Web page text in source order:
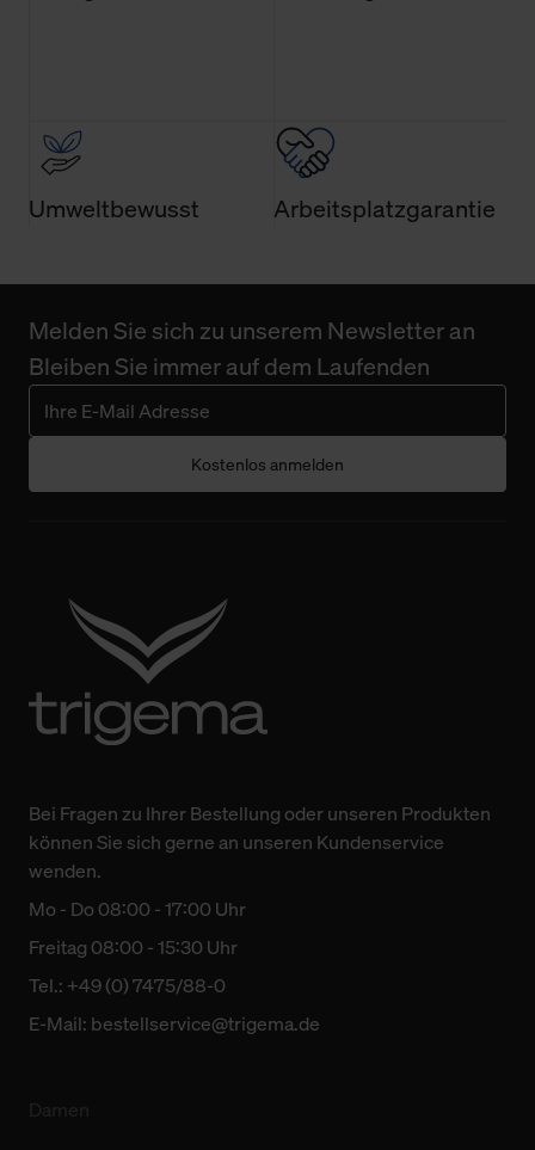
Umweltbewusst Arbeitsplatzgarantie
Melden Sie sich zu unserem Newsletter an
Bleiben Sie immer auf dem Laufenden
Kostenlos anmelden
Bei Fragen zu Ihrer Bestellung oder unseren Produkten
können Sie sich gerne an unseren Kundenservice
wenden.
Mo - Do 08:00 - 17:00 Uhr
Freitag 08:00 - 15:30 Uhr
Tel.: +49 (0) 7475/88-0
E-Mail: bestellservice@trigema.de